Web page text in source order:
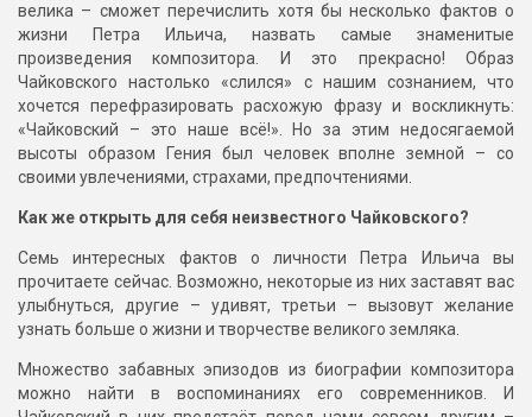
велика – сможет перечислить хотя бы несколько фактов о
жизни Петра Ильича, назвать самые знаменитые
произведения композитора. И это прекрасно! Образ
Чайковского настолько «слился» с нашим сознанием, что
хочется перефразировать расхожую фразу и воскликнуть:
«Чайковский – это наше всё!». Но за этим недосягаемой
высоты образом Гения был человек вполне земной – со
своими увлечениями, страхами, предпочтениями.
Как же открыть для себя неизвестного Чайковского?
Семь интересных фактов о личности Петра Ильича вы
прочитаете сейчас. Возможно, некоторые из них заставят вас
улыбнуться, другие – удивят, третьи – вызовут желание
узнать больше о жизни и творчестве великого земляка.
Множество забавных эпизодов из биографии композитора
можно найти в воспоминаниях его современников. И